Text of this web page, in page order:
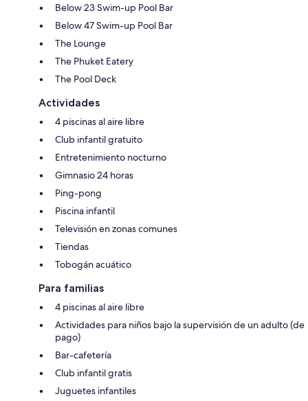
Below 23 Swim-up Pool Bar
Below 47 Swim-up Pool Bar
The Lounge
The Phuket Eatery
The Pool Deck
Actividades
4 piscinas al aire libre
Club infantil gratuito
Entretenimiento nocturno
Gimnasio 24 horas
Ping-pong
Piscina infantil
Televisión en zonas comunes
Tiendas
Tobogán acuático
Para familias
4 piscinas al aire libre
Actividades para niños bajo la supervisión de un adulto (de
pago)
Bar-cafetería
Club infantil gratis
Juguetes infantiles